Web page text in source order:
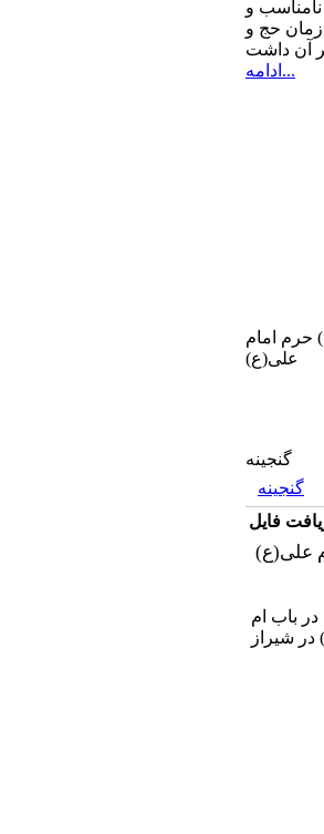
نامناسب و
حج و
ادامه...
حرم امام
علی(ع)
گنجینه
گنجینه
فایل
باب ام
در شیراز